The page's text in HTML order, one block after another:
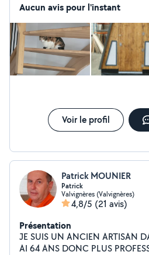
Aucun avis pour l'instant
Voir le profil
Patrick MOUNIER
Patrick
Valvignères (Valvignères)
4,8/5 (21 avis)
Présentation
JE SUIS UN ANCIEN ARTISAN
AI 64 ANS DONC PLUS